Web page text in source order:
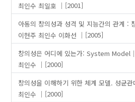
최인수 최일호
[2001]
아동의 창의성과 성격 및 지능간의 관계 :
이현주 최인수 이화선
[2005]
창의성은 어디에 있는가: System Model
최인수
[2000]
창의성을 이해하기 위한 체계 모델. 성균
최인수
[2000]